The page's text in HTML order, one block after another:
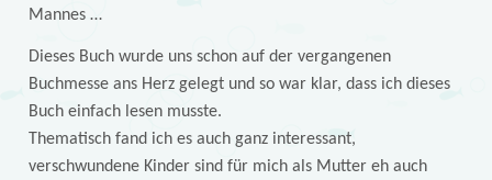
Mannes …
Dieses Buch wurde uns schon auf der vergangenen
Buchmesse ans Herz gelegt und so war klar, dass ich dieses
Buch einfach lesen musste.
Thematisch fand ich es auch ganz interessant,
verschwundene Kinder sind für mich als Mutter eh auch